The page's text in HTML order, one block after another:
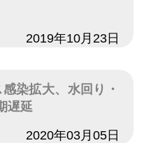
2019年10月23日
染拡大、水回り・
遅延
2020年03月05日